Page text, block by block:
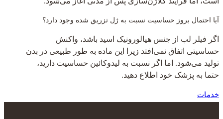
آیا احتمال بروز حساسیت نسبت به ژل تزریق شده وجود دارد؟
اگر فیلر لب از جنس هیالورونیک اسید باشد، واکنش
حساسیتی اتفاق نمی‌افتد زیرا این ماده به طور طبیعی در بدن
تولید می‌شود. اما اگر نسبت به لیدوکائین حساسیت دارید،
حتما به پزشک خود اطلاع دهید.
خدمات